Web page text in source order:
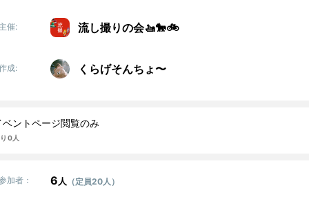
催: 流し撮りの会🚤🐎🚲
成: くらげそんちょ〜
ベントページ閲覧のみ
0人
加者： 6 人 （定員20人）